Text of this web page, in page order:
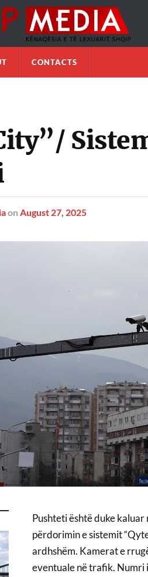
CONTACTS
on August 27, 2025
Pushteti është duke
përdorimin e sistemit
ardhshëm. Kamerat e
eventuale në trafik. Numri